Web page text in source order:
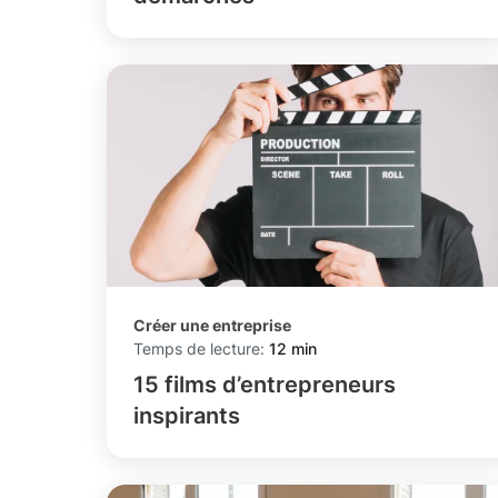
Créer une entreprise
Temps de lecture: 12 min
15 films d’entrepreneurs
inspirants